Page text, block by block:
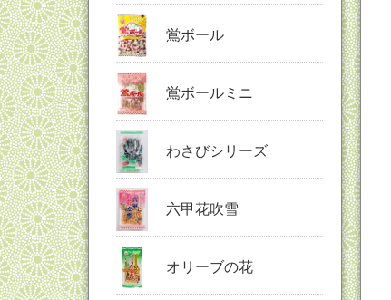
鴬ボール
鴬ボールミニ
わさびシリーズ
六甲花吹雪
オリーブの花